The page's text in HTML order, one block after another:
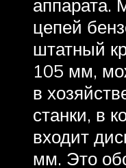
аппарата.
цепей
штатный
105 мм,
в
станки, в
входит
мм. Это